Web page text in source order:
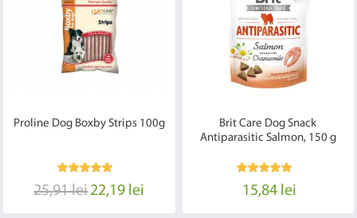
Proline Dog Boxby Strips 100g
25,91 lei22,19 lei
Brit Care Dog Snack
Antiparasitic Salmon, 150 g
15,84 lei